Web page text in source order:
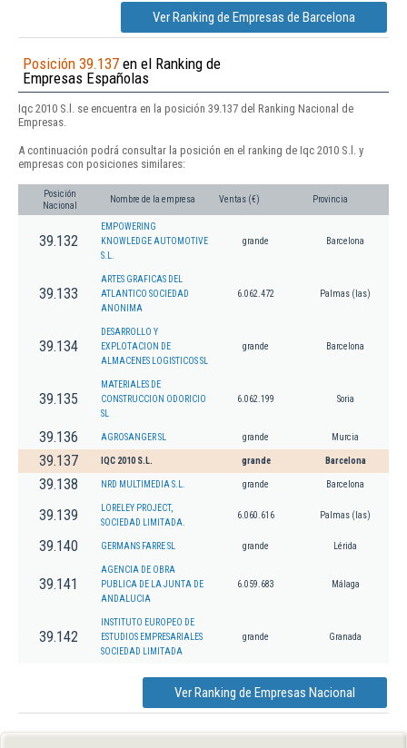
Ver Ranking de Empresas de Barcelona
Posición 39.137 en el Ranking de
Empresas Españolas
Iqc 2010 S.l. se encuentra en la posición 39.137 del Ranking Nacional de
Empresas.
A continuación podrá consultar la posición en el ranking de Iqc 2010 S.l. y
empresas con posiciones similares:
Posición
Nacional
Nombre de la empresa Ventas (€) Provincia
39.132
EMPOWERING
KNOWLEDGE AUTOMOTIVE
S.L.
grande Barcelona
39.133
ARTES GRAFICAS DEL
ATLANTICO SOCIEDAD
ANONIMA
6.062.472 Palmas (las)
39.134
DESARROLLO Y
EXPLOTACION DE
ALMACENES LOGISTICOS SL
grande Barcelona
39.135
MATERIALES DE
CONSTRUCCION ODORICIO
SL
6.062.199 Soria
39.136 AGROSANGER SL grande Murcia
39.137 IQC 2010 S.L. grande Barcelona
39.138 NRD MULTIMEDIA S.L. grande Barcelona
39.139
LORELEY PROJECT,
SOCIEDAD LIMITADA.
6.060.616 Palmas (las)
39.140 GERMANS FARRE SL grande Lérida
39.141
AGENCIA DE OBRA
PUBLICA DE LA JUNTA DE
ANDALUCIA
6.059.683 Málaga
39.142
INSTITUTO EUROPEO DE
ESTUDIOS EMPRESARIALES
SOCIEDAD LIMITADA
grande Granada
Ver Ranking de Empresas Nacional